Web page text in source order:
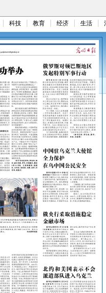
科技 教育 经济 生活